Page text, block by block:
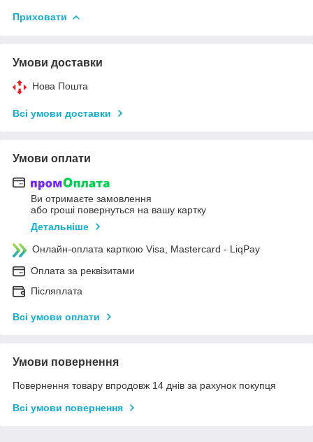
Приховати
Умови доставки
Нова Пошта
Всі умови доставки
Умови оплати
Ви отримаєте замовлення
або гроші повернуться на вашу картку
Детальніше
Онлайн-оплата карткою Visa, Mastercard - LiqPay
Оплата за реквізитами
Післяплата
Всі умови оплати
Умови повернення
Повернення товару впродовж 14 днів за рахунок покупця
Всі умови повернення